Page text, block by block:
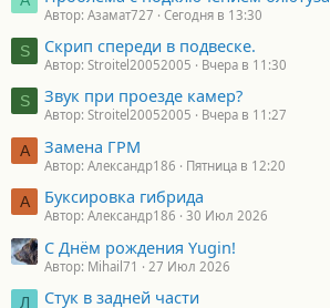
Автор: Азамат727 Сегодня в 13:30
S Скрип спереди в подвеске.
Автор: Stroitel20052005 Вчера в 11:30
S Звук при проезде камер?
Автор: Stroitel20052005 Вчера в 11:27
А Замена ГРМ
Автор: Александр186 Пятница в 12:20
А Буксировка гибрида
Автор: Александр186 30 Июл 2026
С Днём рождения Yugin!
Автор: Mihail71 27 Июл 2026
Л Стук в задней части